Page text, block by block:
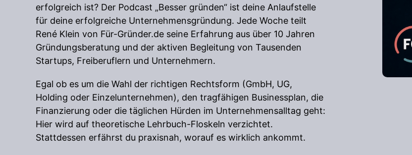
erfolgreich ist? Der Podcast „Besser gründen“ ist deine Anlaufstelle
für deine erfolgreiche Unternehmensgründung. Jede Woche teilt
René Klein von Für-Gründer.de seine Erfahrung aus über 10 Jahren
Gründungsberatung und der aktiven Begleitung von Tausenden
Startups, Freiberuflern und Unternehmern.
Egal ob es um die Wahl der richtigen Rechtsform (GmbH, UG,
Holding oder Einzelunternehmen), den tragfähigen Businessplan, die
Finanzierung oder die täglichen Hürden im Unternehmensalltag geht:
Hier wird auf theoretische Lehrbuch-Floskeln verzichtet.
Stattdessen erfährst du praxisnah, worauf es wirklich ankommt.